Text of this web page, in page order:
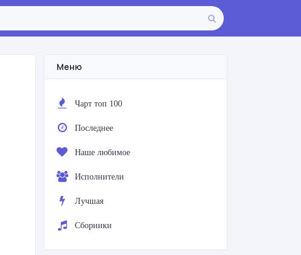
Меню
Чарт топ 100
Последнее
Наше любимое
Исполнители
Лучшая
Сборники